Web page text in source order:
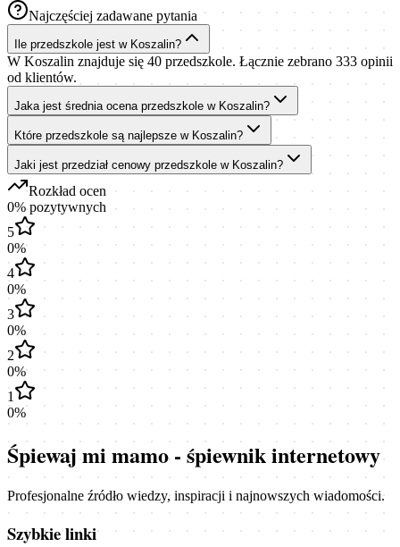
Najczęściej zadawane pytania
Ile przedszkole jest w Koszalin?
W Koszalin znajduje się 40 przedszkole. Łącznie zebrano 333 opinii
od klientów.
Jaka jest średnia ocena przedszkole w Koszalin?
Które przedszkole są najlepsze w Koszalin?
Jaki jest przedział cenowy przedszkole w Koszalin?
Rozkład ocen
0% pozytywnych
5
0%
4
0%
3
0%
2
0%
1
0%
Śpiewaj mi mamo - śpiewnik internetowy
Profesjonalne źródło wiedzy, inspiracji i najnowszych wiadomości.
Szybkie linki